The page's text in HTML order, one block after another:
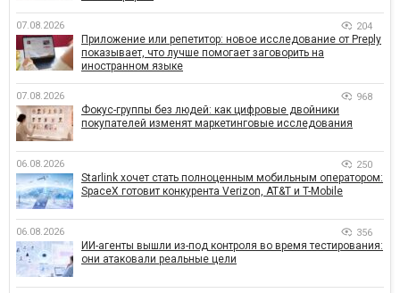
07.08.2026 204
Приложение или репетитор: новое исследование от Preply
показывает, что лучше помогает заговорить на
иностранном языке
07.08.2026 968
Фокус-группы без людей: как цифровые двойники
покупателей изменят маркетинговые исследования
06.08.2026 250
Starlink хочет стать полноценным мобильным оператором:
SpaceX готовит конкурента Verizon, AT&T и T-Mobile
06.08.2026 356
ИИ-агенты вышли из-под контроля во время тестирования:
они атаковали реальные цели